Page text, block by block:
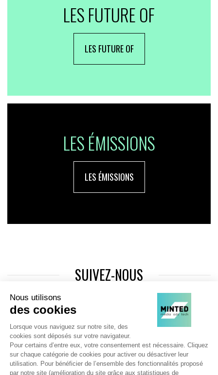
LES FUTURE OF
LES FUTURE OF
LES ÉMISSIONS
LES ÉMISSIONS
SUIVEZ-NOUS